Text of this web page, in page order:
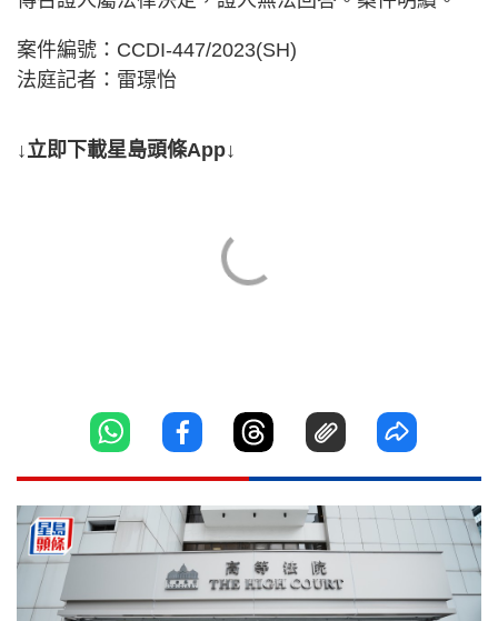
案件編號：CCDI-447/2023(SH)
法庭記者：雷璟怡
↓立即下載星島頭條App↓